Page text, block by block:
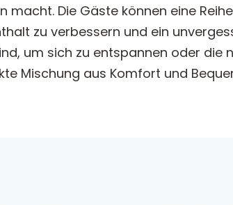
macht. Die Gäste können eine
zu verbessern und ein
um sich zu entspannen oder die
Mischung aus Komfort und